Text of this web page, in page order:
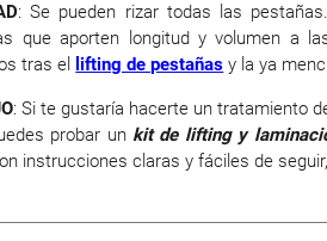
: Se pueden rizar todas las
que aporten longitud y volumen a
tras el
lifting de pestañas y la ya
: Si te gustaría hacerte un tratamiento
probar un kit de lifting y
instrucciones claras y fáciles de